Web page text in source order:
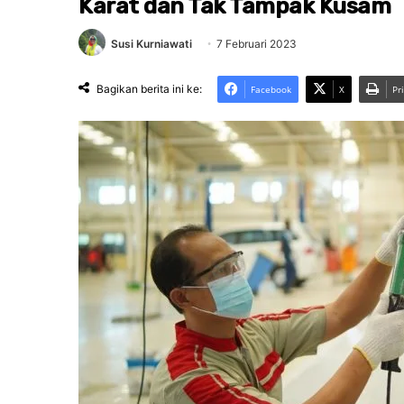
Karat dan Tak Tampak Kusam
Susi Kurniawati 7 Februari 2023
Bagikan berita ini ke: Facebook X